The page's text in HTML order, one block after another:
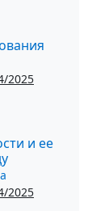
2025
и ее
2025